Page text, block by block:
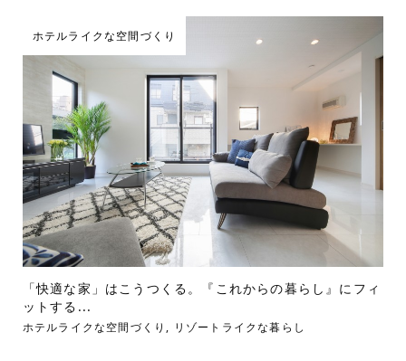
ホテルライクな空間づくり
「快適な家」はこうつくる。『これからの暮らし』にフィ
ットする...
ホテルライクな空間づくり , リゾートライクな暮らし